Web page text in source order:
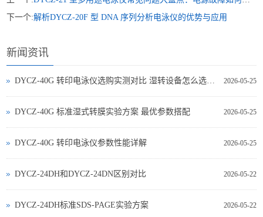
下一个:解析DYCZ-20F 型 DNA 序列分析电泳仪的优势与应用
新闻资讯
2026-05-25
DYCZ-40G 转印电泳仪选购实测对比 湿转设备怎么选不踩坑
2026-05-25
DYCZ-40G 标准湿式转膜实验方案 最优参数搭配
2026-05-25
DYCZ-40G 转印电泳仪参数性能详解
2026-05-22
DYCZ-24DH和DYCZ-24DN区别对比
2026-05-22
DYCZ-24DH标准SDS-PAGE实验方案